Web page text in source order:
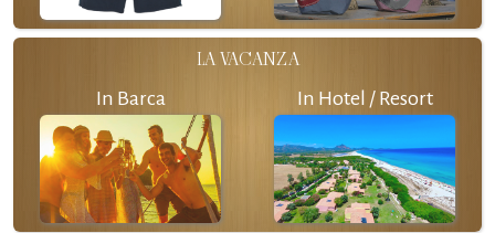
LA VACANZA
In Barca In Hotel / Resort